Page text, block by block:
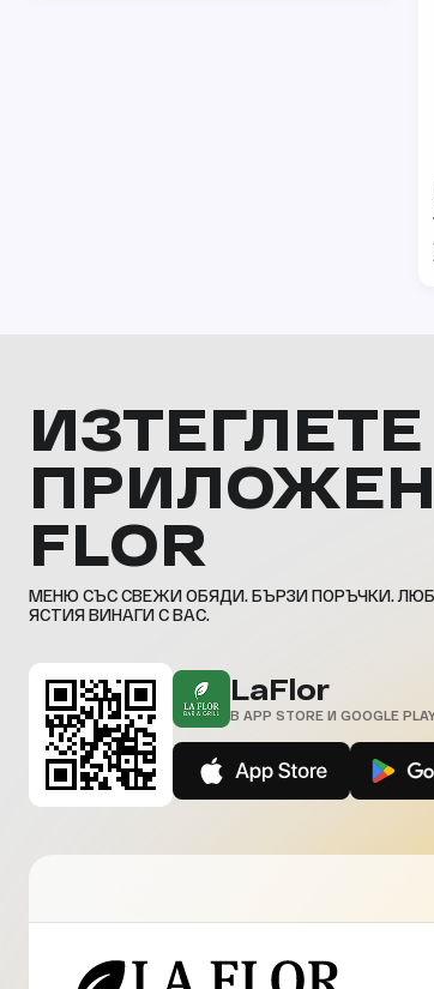
ИЗТЕГЛЕТЕ
FLOR
МЕНЮ СЪС СВЕЖИ ОБЯДИ. БЪРЗИ ПОРЪЧКИ.
ЯСТИЯ ВИНАГИ С ВАС.
LaFlor
В APP STORE И GOOGLE